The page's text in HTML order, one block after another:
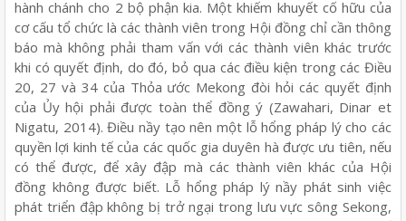
hành chánh cho 2 bộ phận kia. Một khiếm khuyết cố hữu của
cơ cấu tổ chức là các thành viên trong Hội đồng chỉ cần thông
báo mà không phải tham vấn với các thành viên khác trước
khi có quyết định, do đó, bỏ qua các điều kiện trong các Điều
20, 27 và 34 của Thỏa ước Mekong đòi hỏi các quyết định
của Ủy hội phải được toàn thể đồng ý (Zawahari, Dinar et
Nigatu, 2014). Điều nầy tạo nên một lỗ hổng pháp lý cho các
quyền lợi kinh tế của các quốc gia duyên hà được ưu tiên, nếu
có thể được, để xây đập mà các thành viên khác của Hội
đồng không được biết. Lỗ hổng pháp lý nầy phát sinh việc
phát triển đập không bị trở ngại trong lưu vực sông Sekong,